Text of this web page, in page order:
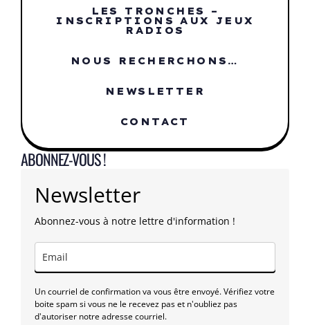
LES TRONCHES –
INSCRIPTIONS AUX JEUX
RADIOS
NOUS RECHERCHONS…
NEWSLETTER
CONTACT
ABONNEZ-VOUS !
Newsletter
Abonnez-vous à notre lettre d'information !
Un courriel de confirmation va vous être envoyé. Vérifiez votre
boite spam si vous ne le recevez pas et n'oubliez pas
d'autoriser notre adresse courriel.